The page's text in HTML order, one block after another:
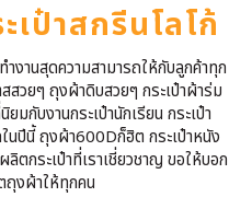
เป๋าสกรีนโลโก้
งานสุดความสามารถให้กับลูกค้าทุก
สวยๆ ถุงผ้าดิบสวยๆ กระเป๋าผ้าร่ม
มกับงานกระเป๋านักเรียน กระเป๋า
นปีนี้ ถุงผ้า600Dก็ฮิต กระเป๋าหนัง
ตกระเป๋าที่เราเชี่ยวชาญ ขอให้บอก
ถุงผ้าให้ทุกคน